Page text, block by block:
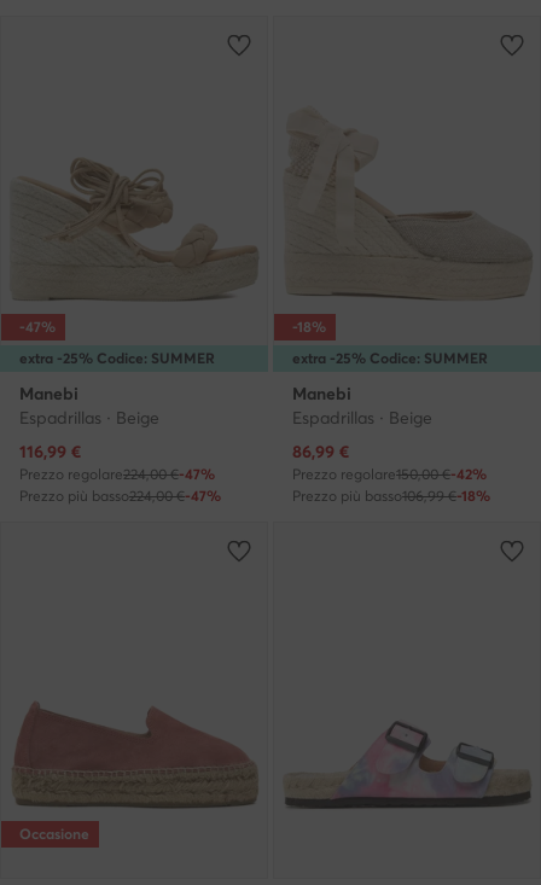
extra -25% Codice: SUMMER
-47%
Manebi
Espadrillas · Beige
Prezzo attuale
116,99 €
Prezzo regolare224,00 €-47%
Prezzo più basso224,00 €-47%
extra -25% Codice: SUMMER
-18%
Manebi
Espadrillas · Beige
Prezzo attuale
86,99 €
Prezzo regolare150,00 €-42%
Prezzo più basso106,99 €-18%
Occasione